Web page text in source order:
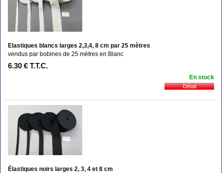
Elastiques blancs larges 2,3,4, 8 cm par 25 mètres
vendus par bobines de 25 mètres en Blanc
6.30 € T.T.C.
En stock
Élastiques noirs larges 2, 3, 4 et 8 cm